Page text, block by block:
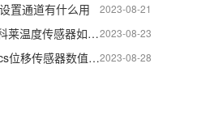
2023-08-21
置通道有什么用
2023-08-23
KLAY INSTRUMENTS温度传感器调试方法,科莱温度传感器如何调教
2023-08-28
Temposonics位移传感器值跳变,Temposonics位移传感器数值跳动